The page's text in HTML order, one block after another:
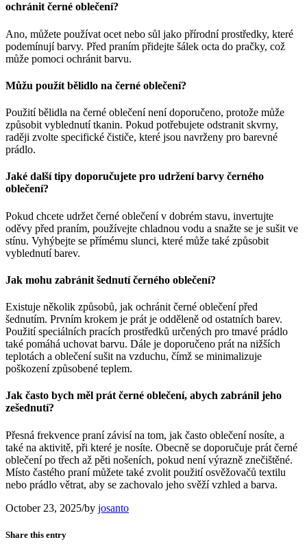
ochránit černé oblečení?
Ano, můžete používat ocet nebo sůl jako přírodní prostředky, které
podemínují barvy. Před praním přidejte šálek octa do pračky, což
může pomoci ochránit barvu.
Můžu použít bělidlo na černé oblečení?
Použití bělidla na černé oblečení není doporučeno, protože může
způsobit vyblednutí tkanin. Pokud potřebujete odstranit skvrny,
raději zvolte specifické čističe, které jsou navrženy pro barevné
prádlo.
Jaké další tipy doporučujete pro udržení barvy černého
oblečení?
Pokud chcete udržet černé oblečení v dobrém stavu, invertujte
oděvy před praním, používejte chladnou vodu a snažte se je sušit ve
stínu. Vyhýbejte se přímému slunci, které může také způsobit
vyblednutí barev.
Jak mohu zabránit šednutí černého oblečení?
Existuje několik způsobů, jak ochránit černé oblečení před
šednutím. Prvním krokem je prát je odděleně od ostatních barev.
Použití speciálních pracích prostředků určených pro tmavé prádlo
také pomáhá uchovat barvu. Dále je doporučeno prát na nižších
teplotách a oblečení sušit na vzduchu, čímž se minimalizuje
poškození způsobené teplem.
Jak často bych měl prát černé oblečení, abych zabránil jeho
zešednutí?
Přesná frekvence praní závisí na tom, jak často oblečení nosíte, a
také na aktivitě, při které je nosíte. Obecně se doporučuje prát černé
oblečení po třech až pěti nošeních, pokud není výrazně znečištěné.
Místo častého praní můžete také zvolit použití osvěžovačů textilu
nebo prádlo větrat, aby se zachovalo jeho svěží vzhled a barva.
October 23, 2025/by josanto
Share this entry